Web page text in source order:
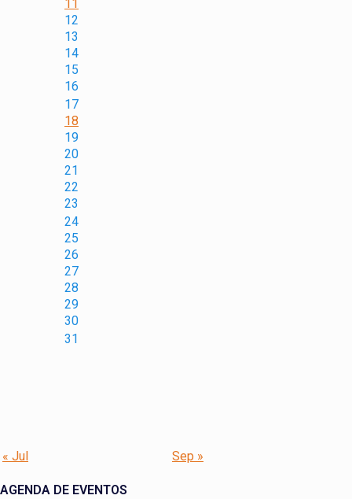
11
12
13
14
15
16
17
18
19
20
21
22
23
24
25
26
27
28
29
30
31
« Jul Sep »
AGENDA DE EVENTOS